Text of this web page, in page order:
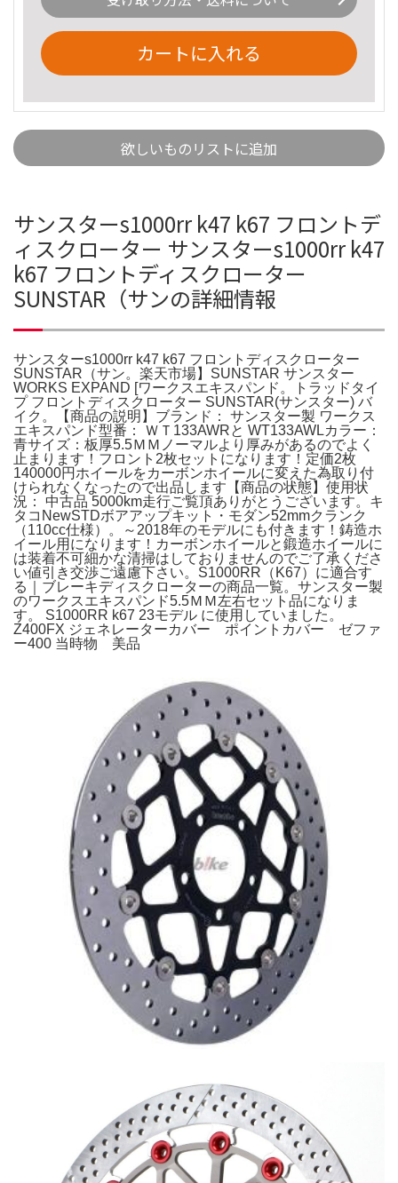
カートに入れる
欲しいものリストに追加
サンスターs1000rr k47 k67 フロントデ
ィスクローター サンスターs1000rr k47
k67 フロントディスクローター
SUNSTAR（サンの詳細情報
サンスターs1000rr k47 k67 フロントディスクローター
SUNSTAR（サン。楽天市場】SUNSTAR サンスター
WORKS EXPAND [ワークスエキスパンド。トラッドタイ
プ フロントディスクローター SUNSTAR(サンスター) バ
イク。【商品の説明】ブランド： サンスター製 ワークス
エキスパンド型番： ＷＴ133AWRと WT133AWLカラー：
青サイズ：板厚5.5ＭＭノーマルより厚みがあるのでよく
止まります！フロント2枚セットになります！定価2枚
140000円ホイールをカーボンホイールに変えた為取り付
けられなくなったので出品します【商品の状態】使用状
況： 中古品 5000km走行ご覧頂ありがとうございます。キ
タコNewSTDボアアップキット・モダン52mmクランク
（110cc仕様）。～2018年のモデルにも付きます！鋳造ホ
イール用になります！カーボンホイールと鍛造ホイールに
は装着不可細かな清掃はしておりませんのでご了承くださ
い値引き交渉ご遠慮下さい。S1000RR（K67）に適合す
る｜ブレーキディスクローターの商品一覧。サンスター製
のワークスエキスパンド5.5ＭＭ左右セット品になりま
す。 S1000RR k67 23モデル に使用していました。
Z400FX ジェネレーターカバー ポイントカバー ゼファ
ー400 当時物 美品